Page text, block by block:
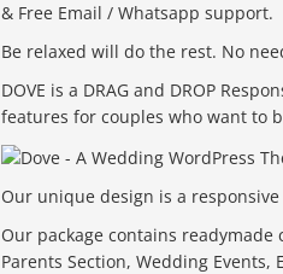
& Free Email / Whatsapp support.
Be relaxed will do the rest. No
DOVE is a DRAG and DROP
features for couples who want to
Our unique design is a
Our package contains
Parents Section, Wedding Events,